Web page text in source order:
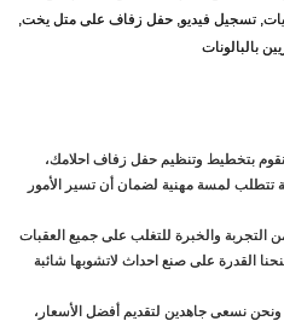
تسجيل فيديو, حفل زفاف على متل يخت,
بالبالونات
نقوم بتخطيط وتنظيم حفل زفاف احلامك،
تتطلب لمسة مهنية لضمان أن تسير الأمور
التجربة والخبرة للتغلب على جميع العقبات
القدرة على صنع احداث لاتشوبها شائبة
نسعى جاهدين لتقديم أفضل الأسعار،